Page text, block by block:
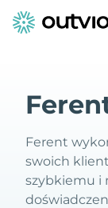
Ferent
swoich
szybkiemu i